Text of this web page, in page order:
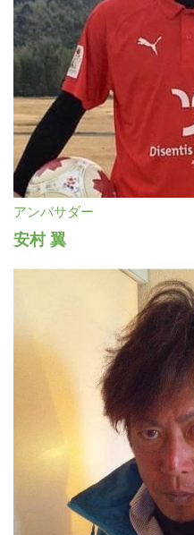
アンバサダー
安村 翼